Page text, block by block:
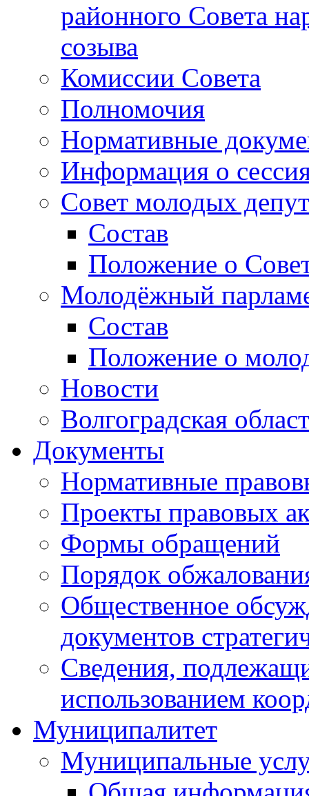
районного Совета
созыва
Комиссии Совета
Полномочия
Нормативные
Информация о
Совет молодых
Состав
Положение о
Молодёжный
Состав
Положение о
Новости
Волгоградская
Документы
Нормативные
Проекты правовых
Формы обращений
Порядок
Общественное
документов
Сведения,
использованием
Муниципалитет
Муниципальные